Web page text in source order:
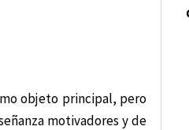
objeto principal, pero
motivadores y de